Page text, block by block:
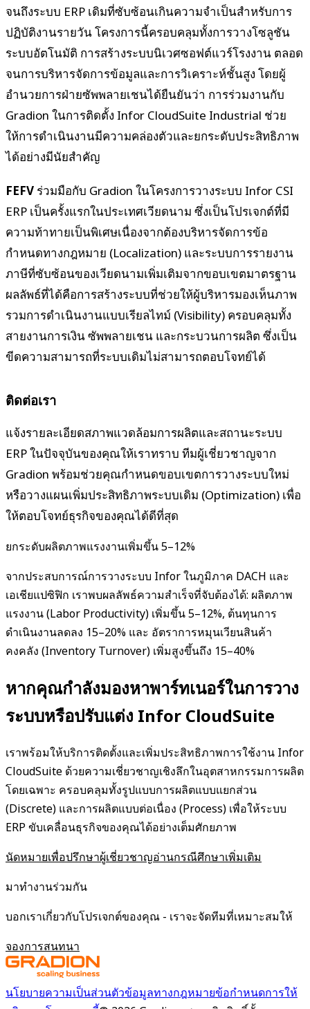
จนถึงระบบ ERP เดิมที่ซับซ้อนเกินความจำเป็นสำหรับการ
ปฏิบัติงานรายวัน โครงการนี้ครอบคลุมทั้งการวางโซลูชัน
ระบบอัตโนมัติ การสร้างระบบนิเวศซอฟต์แวร์โรงงาน ตลอด
จนการบริหารจัดการข้อมูลและการวิเคราะห์ชั้นสูง โดยผู้
อำนวยการฝ่ายซัพพลายเชนได้ยืนยันว่า การร่วมงานกับ
Gradion ในการติดตั้ง Infor CloudSuite Industrial ช่วย
ให้การดำเนินงานมีความคล่องตัวและยกระดับประสิทธิภาพ
ได้อย่างมีนัยสำคัญ
FEFV ร่วมมือกับ Gradion ในโครงการวางระบบ Infor CSI
ERP เป็นครั้งแรกในประเทศเวียดนาม ซึ่งเป็นโปรเจกต์ที่มี
ความท้าทายเป็นพิเศษเนื่องจากต้องบริหารจัดการข้อ
กำหนดทางกฎหมาย (Localization) และระบบการรายงาน
ภาษีที่ซับซ้อนของเวียดนามเพิ่มเติมจากขอบเขตมาตรฐาน
ผลลัพธ์ที่ได้คือการสร้างระบบที่ช่วยให้ผู้บริหารมองเห็นภาพ
รวมการดำเนินงานแบบเรียลไทม์ (Visibility) ครอบคลุมทั้ง
สายงานการเงิน ซัพพลายเชน และกระบวนการผลิต ซึ่งเป็น
ขีดความสามารถที่ระบบเดิมไม่สามารถตอบโจทย์ได้
ติดต่อเรา
แจ้งรายละเอียดสภาพแวดล้อมการผลิตและสถานะระบบ
ERP ในปัจจุบันของคุณให้เราทราบ ทีมผู้เชี่ยวชาญจาก
Gradion พร้อมช่วยคุณกำหนดขอบเขตการวางระบบใหม่
หรือวางแผนเพิ่มประสิทธิภาพระบบเดิม (Optimization) เพื่อ
ให้ตอบโจทย์ธุรกิจของคุณได้ดีที่สุด
ยกระดับผลิตภาพแรงงานเพิ่มขึ้น 5–12%
จากประสบการณ์การวางระบบ Infor ในภูมิภาค DACH และ
เอเชียแปซิฟิก เราพบผลลัพธ์ความสำเร็จที่จับต้องได้: ผลิตภาพ
แรงงาน (Labor Productivity) เพิ่มขึ้น 5–12%, ต้นทุนการ
ดำเนินงานลดลง 15–20% และ อัตราการหมุนเวียนสินค้า
คงคลัง (Inventory Turnover) เพิ่มสูงขึ้นถึง 15–40%
หากคุณกำลังมองหาพาร์ทเนอร์ในการวาง
ระบบหรือปรับแต่ง Infor CloudSuite
เราพร้อมให้บริการติดตั้งและเพิ่มประสิทธิภาพการใช้งาน Infor
CloudSuite ด้วยความเชี่ยวชาญเชิงลึกในอุตสาหกรรมการผลิต
โดยเฉพาะ ครอบคลุมทั้งรูปแบบการผลิตแบบแยกส่วน
(Discrete) และการผลิตแบบต่อเนื่อง (Process) เพื่อให้ระบบ
ERP ขับเคลื่อนธุรกิจของคุณได้อย่างเต็มศักยภาพ
นัดหมายเพื่อปรึกษาผู้เชี่ยวชาญอ่านกรณีศึกษาเพิ่มเติม
มาทำงานร่วมกัน
บอกเราเกี่ยวกับโปรเจกต์ของคุณ - เราจะจัดทีมที่เหมาะสมให้
จองการสนทนา
นโยบายความเป็นส่วนตัวข้อมูลทางกฎหมายข้อกำหนดการให้